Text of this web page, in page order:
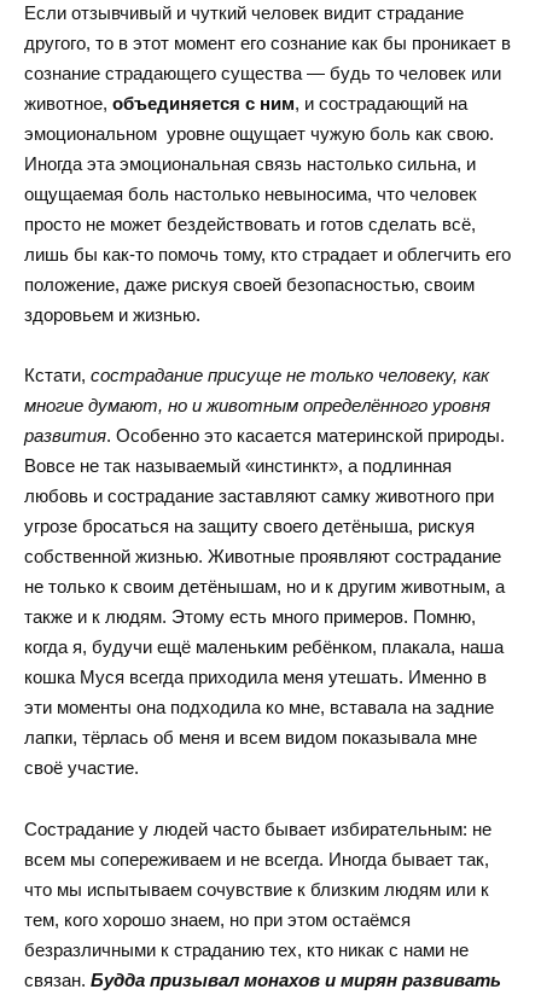
Если отзывчивый и чуткий человек видит страдание
другого, то в этот момент его сознание как бы проникает в
сознание страдающего существа — будь то человек или
животное, объединяется с ним, и сострадающий на
эмоциональном уровне ощущает чужую боль как свою.
Иногда эта эмоциональная связь настолько сильна, и
ощущаемая боль настолько невыносима, что человек
просто не может бездействовать и готов сделать всё,
лишь бы как-то помочь тому, кто страдает и облегчить его
положение, даже рискуя своей безопасностью, своим
здоровьем и жизнью.
Кстати, сострадание присуще не только человеку, как
многие думают, но и животным определённого уровня
развития. Особенно это касается материнской природы.
Вовсе не так называемый «инстинкт», а подлинная
любовь и сострадание заставляют самку животного при
угрозе бросаться на защиту своего детёныша, рискуя
собственной жизнью. Животные проявляют сострадание
не только к своим детёнышам, но и к другим животным, а
также и к людям. Этому есть много примеров. Помню,
когда я, будучи ещё маленьким ребёнком, плакала, наша
кошка Муся всегда приходила меня утешать. Именно в
эти моменты она подходила ко мне, вставала на задние
лапки, тёрлась об меня и всем видом показывала мне
своё участие.
Сострадание у людей часто бывает избирательным: не
всем мы сопереживаем и не всегда. Иногда бывает так,
что мы испытываем сочувствие к близким людям или к
тем, кого хорошо знаем, но при этом остаёмся
безразличными к страданию тех, кто никак с нами не
связан. Будда призывал монахов и мирян развивать